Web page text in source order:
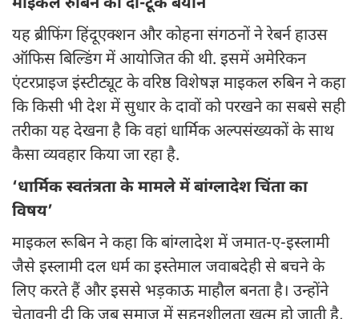
यह ब्रीफिंग हिंदूएक्शन और कोहना संगठनों ने रेबर्न हाउस
ऑफिस बिल्डिंग में आयोजित की थी. इसमें अमेरिकन
एंटरप्राइज इंस्टीट्यूट के वरिष्ठ विशेषज्ञ माइकल रुबिन ने कहा
कि किसी भी देश में सुधार के दावों को परखने का सबसे सही
तरीका यह देखना है कि वहां धार्मिक अल्पसंख्यकों के साथ
कैसा व्यवहार किया जा रहा है.
‘धार्मिक स्वतंत्रता के मामले में बांग्लादेश चिंता का
विषय’
माइकल रूबिन ने कहा कि बांग्लादेश में जमात-ए-इस्लामी
जैसे इस्लामी दल धर्म का इस्तेमाल जवाबदेही से बचने के
लिए करते हैं और इससे भड़काऊ माहौल बनता है। उन्होंने